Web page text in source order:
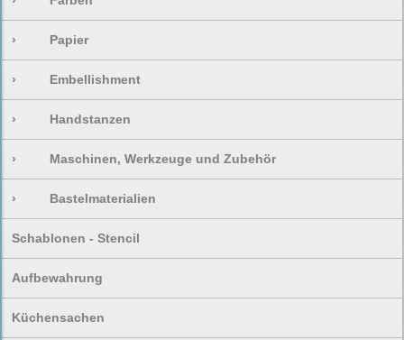
› Papier
› Embellishment
› Handstanzen
› Maschinen, Werkzeuge und Zubehör
› Bastelmaterialien
Schablonen - Stencil
Aufbewahrung
Küchensachen